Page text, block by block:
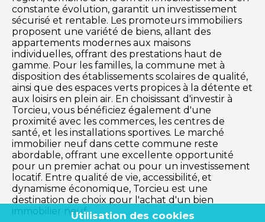
constante évolution, garantit un investissement
sécurisé et rentable. Les promoteurs immobiliers
proposent une variété de biens, allant des
appartements modernes aux maisons
individuelles, offrant des prestations haut de
gamme. Pour les familles, la commune met à
disposition des établissements scolaires de qualité,
ainsi que des espaces verts propices à la détente et
aux loisirs en plein air. En choisissant d'investir à
Torcieu, vous bénéficiez également d'une
proximité avec les commerces, les centres de
santé, et les installations sportives. Le marché
immobilier neuf dans cette commune reste
abordable, offrant une excellente opportunité
pour un premier achat ou pour un investissement
locatif. Entre qualité de vie, accessibilité, et
dynamisme économique, Torcieu est une
destination de choix pour l'achat d'un bien
immobilier neuf.Utilisation des cookies